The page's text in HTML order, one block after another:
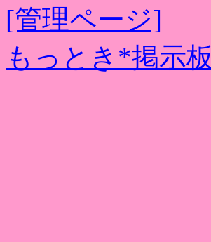
[管理ページ]
もっとき*掲示板